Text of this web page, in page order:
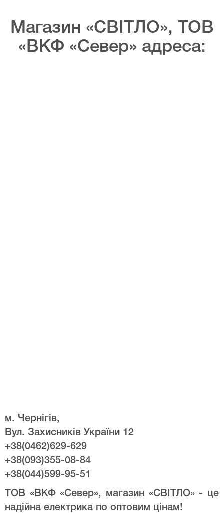
Магазин «СВІТЛО», ТОВ
«ВКФ «Север» адреса:
м. Чернігів,
Вул. Захисників України 12
+38(0462)629-629
+38(093)355-08-84
+38(044)599-95-51
ТОВ «ВКФ «Север», магазин «СВІТЛО» - це
надійна електрика по оптовим цінам!